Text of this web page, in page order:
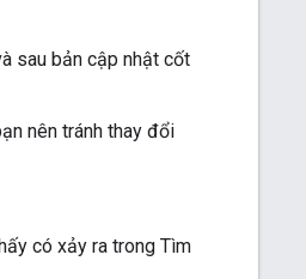
sau bản cập nhật cốt
nên tránh thay đổi
có xảy ra trong Tìm